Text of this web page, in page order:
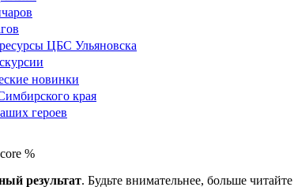
ЦБС Ульяновска
новинки
края
героев
%
результат. Будьте внимательнее, больше